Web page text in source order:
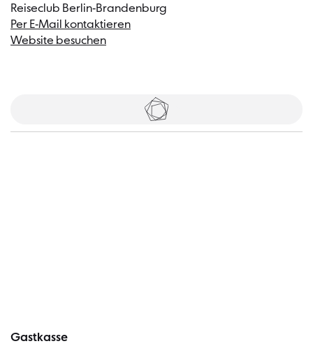
Reiseclub Berlin-Brandenburg
Per E-Mail kontaktieren
Website besuchen
Tickets
Gastkasse